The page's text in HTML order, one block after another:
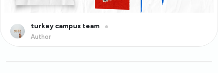
turkey campus team
Author